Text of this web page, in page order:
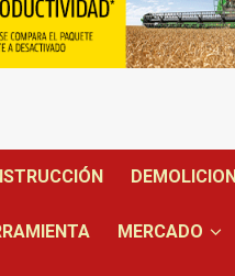
MERCADO